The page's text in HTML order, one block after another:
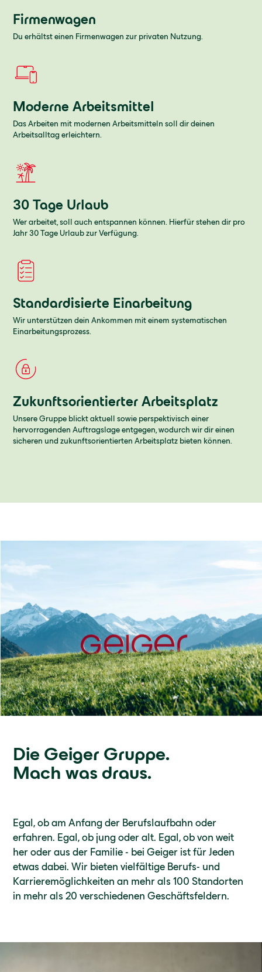
Firmenwagen
Du erhältst einen Firmenwagen zur privaten Nutzung.
Moderne Arbeitsmittel
Das Arbeiten mit modernen Arbeitsmitteln soll dir deinen
Arbeitsalltag erleichtern.
30 Tage Urlaub
Wer arbeitet, soll auch entspannen können. Hierfür stehen dir pro
Jahr 30 Tage Urlaub zur Verfügung.
Standardisierte Einarbeitung
Wir unterstützen dein Ankommen mit einem systematischen
Einarbeitungsprozess.
Zukunftsorientierter Arbeitsplatz
Unsere Gruppe blickt aktuell sowie perspektivisch einer
hervorragenden Auftragslage entgegen, wodurch wir dir einen
sicheren und zukunftsorientierten Arbeitsplatz bieten können.
Die Geiger Gruppe.
Mach was draus.
Egal, ob am Anfang der Berufslaufbahn oder
erfahren. Egal, ob jung oder alt. Egal, ob von weit
her oder aus der Familie - bei Geiger ist für Jeden
etwas dabei. Wir bieten vielfältige Berufs- und
Karrieremöglichkeiten an mehr als 100 Standorten
in mehr als 20 verschiedenen Geschäftsfeldern.